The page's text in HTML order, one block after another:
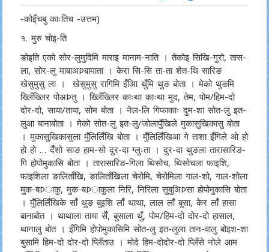
-कोइँचबु काःतिच -उत्तम)
१. मुरु चोइ-ति
ङोइति एको सोर-लुमुदिमि माराइ मानाम-नाति । तेकोइ सिखि-गुरो, तास-
ला, सोर-लु माबाअÞबामाता । केरा सि-सि ता-ता शेत-थि सारिङ
खेसुमुसु ला । खेसुमुसु रागिमि इँअिा थुँमि थुङ बोता । मेको थुङमि
ख्लिँख्लिर पोअÞतु । ख्लिँख्लिर काःथा काःथा मुद, तेम, पोम/हिम-दो
दोर-दो, साया/ताया, सोम बोता । नेल-लि गिफाकाः दुम-शा सोत-लु इत-
लुआ बानाबोता । मेको सोत-लु इत-लु/जोलापुँखिले मुकासुखिकासु बोता
। मुकासुखिकासुला मुँलिलिँखि बोता । मुँलिलिँखिआ गे ताशा इँगिले ओ हो
हो हो … देँशो साङ हाम-सो दुर-दा ग्लुःता । दुर-दा थुङला तारासारिङ-
गि होपोमुकासि बोता । तारासारिङ-गिला थिसोच, थिसोचला फाइशि,
फाइशिला ङालिताँखि, ङालिताँखिला चेरोमि, चेरोमिला गाल-शो, गाल-शोला
मुक-बÞाकु, मुक-बÞाकुला निरि, निरिला सुबुअिÞसा होपोमुकासि बोता
। मुँलिलिँखिके साँ थुङ बुइशि लाँ थाथा, लाल लाँ बुसा, केर लाँ हासा
बानाबोत । थाथाला ताया सेँ, बुसाला थुँ, पोम/हिम-दो दोर-दो हासाल,
थानालु बोत । इँगिमि होपोमुकासिमि सोत-लु इत-लुला तान-वालु बोइश-शा
बुसामि हिम-दो दोर-दो प्लिँताउ । मोदे हिम-दोदोर-दो प्लिँसे नोले आम